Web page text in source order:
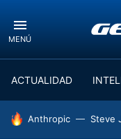
MENÚ
ACTUALIDAD
HOY SE HABLA DE
Anthropic Steve